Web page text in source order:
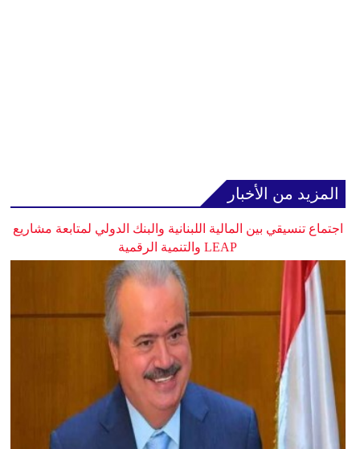
المزيد من الأخبار
اجتماع تنسيقي بين المالية اللبنانية والبنك الدولي لمتابعة مشاريع
LEAP والتنمية الرقمية